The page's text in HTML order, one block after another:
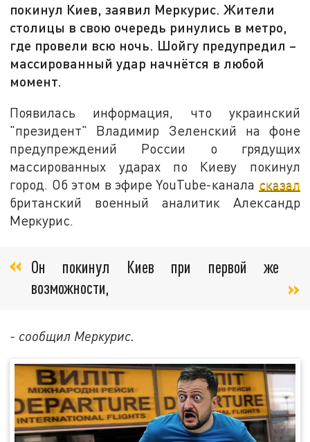
покинул Киев, заявил Меркурис. Жители
столицы в свою очередь ринулись в метро,
где провели всю ночь. Шойгу предупредил –
массированный удар начнётся в любой
момент.
Появилась информация, что украинский
"президент" Владимир Зеленский на фоне
предупреждений России о грядущих
массированных ударах по Киеву покинул
город. Об этом в эфире YouTube-канала сказал
британский военный аналитик Александр
Меркурис.
Он покинул Киев при первой же
возможности,
- сообщил Меркурис.